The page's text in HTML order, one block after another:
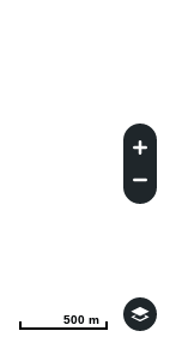
500 m
500 m